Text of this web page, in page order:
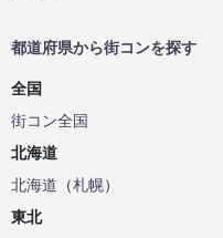
都道府県から街コンを探す
全国
街コン全国
北海道
北海道 （札幌）
東北